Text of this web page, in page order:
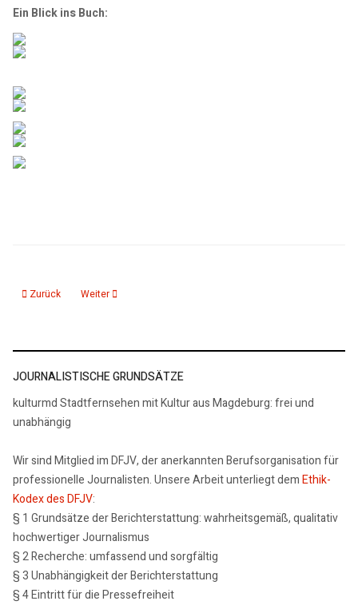
Ein Blick ins Buch:
Vorheriger Beitrag: Rezension Hörbuch Herweg und Elsie, Wo ist der große
Zurück Nächster Beitrag: Rezension Kinderbücher Ninas Monster:
Weiter
JOURNALISTISCHE GRUNDSÄTZE
kulturmd Stadtfernsehen mit Kultur aus Magdeburg: frei und
unabhängig
Wir sind Mitglied im DFJV, der anerkannten Berufsorganisation für
professionelle Journalisten. Unsere Arbeit unterliegt demEthik-
Kodex des DFJV:
§ 1 Grundsätze der Berichterstattung: wahrheitsgemäß, qualitativ
hochwertiger Journalismus
§ 2 Recherche: umfassend und sorgfältig
§ 3 Unabhängigkeit der Berichterstattung
§ 4 Eintritt für die Pressefreiheit